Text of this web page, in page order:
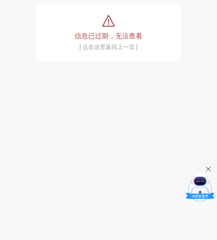
tip:
信息已过期，无法查看
[ 点击这里返回上一页 ]